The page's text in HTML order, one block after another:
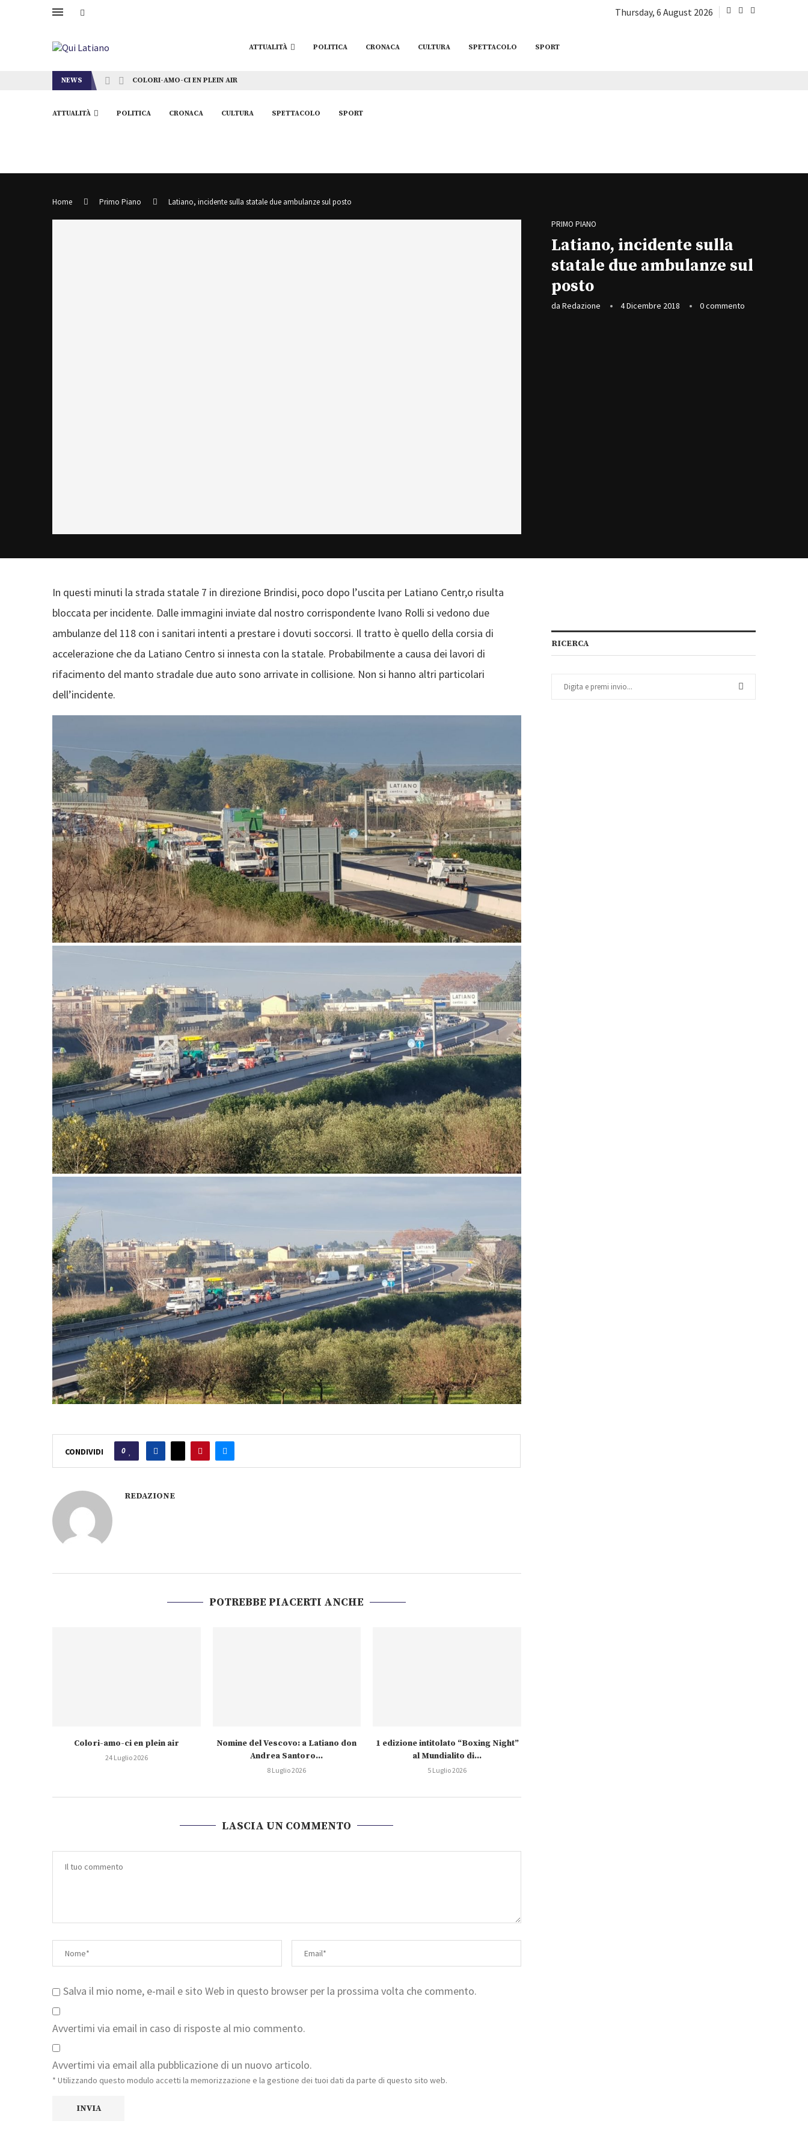
Thursday, 6 August 2026
ATTUALITÀ POLITICA CRONACA CULTURA SPETTACOLO SPORT
NEWS COLORI-AMO-CI EN PLEIN AIR
ATTUALITÀ POLITICA CRONACA CULTURA SPETTACOLO SPORT
Home Primo Piano Latiano, incidente sulla statale due ambulanze sul posto
PRIMO PIANO
Latiano, incidente sulla
statale due ambulanze sul
posto
da Redazione 4 Dicembre 2018 0 commento
In questi minuti la strada statale 7 in direzione Brindisi, poco dopo l’uscita per Latiano Centr,o risulta
bloccata per incidente. Dalle immagini inviate dal nostro corrispondente Ivano Rolli si vedono due
ambulanze del 118 con i sanitari intenti a prestare i dovuti soccorsi. Il tratto è quello della corsia di
accelerazione che da Latiano Centro si innesta con la statale. Probabilmente a causa dei lavori di
rifacimento del manto stradale due auto sono arrivate in collisione. Non si hanno altri particolari
dell’incidente.
CONDIVIDI 0
REDAZIONE
POTREBBE PIACERTI ANCHE
Colori-amo-ci en plein air
24 Luglio 2026
Nomine del Vescovo: a Latiano don
Andrea Santoro...
8 Luglio 2026
1 edizione intitolato “Boxing Night”
al Mundialito di...
5 Luglio 2026
LASCIA UN COMMENTO
Salva il mio nome, e-mail e sito Web in questo browser per la prossima volta che commento.
Avvertimi via email in caso di risposte al mio commento.
Avvertimi via email alla pubblicazione di un nuovo articolo.
* Utilizzando questo modulo accetti la memorizzazione e la gestione dei tuoi dati da parte di questo sito web.
RICERCA